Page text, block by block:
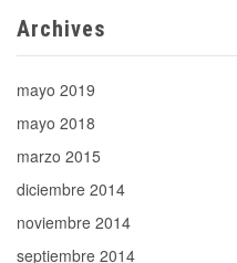
Archives
mayo 2019
mayo 2018
marzo 2015
diciembre 2014
noviembre 2014
septiembre 2014